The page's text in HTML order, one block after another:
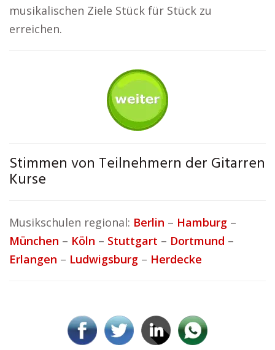
musikalischen Ziele Stück für Stück zu
erreichen.
Stimmen von Teilnehmern der Gitarren
Kurse
Musikschulen regional: Berlin – Hamburg –
München – Köln – Stuttgart – Dortmund –
Erlangen – Ludwigsburg – Herdecke